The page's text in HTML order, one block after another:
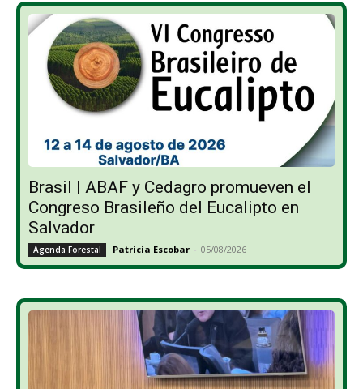
Brasil | ABAF y Cedagro promueven el
Congreso Brasileño del Eucalipto en
Salvador
Agenda Forestal Patricia Escobar - 05/08/2026